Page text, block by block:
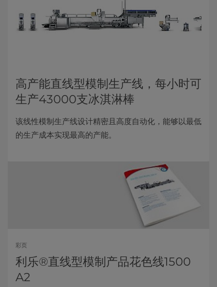
高产能直线型模制生产线，每小时可
生产43000支冰淇淋棒
该线性模制生产线设计精密且高度自动化，能够以最低
的生产成本实现最高的产能。
彩页
利乐®直线型模制产品花色线1500
A2